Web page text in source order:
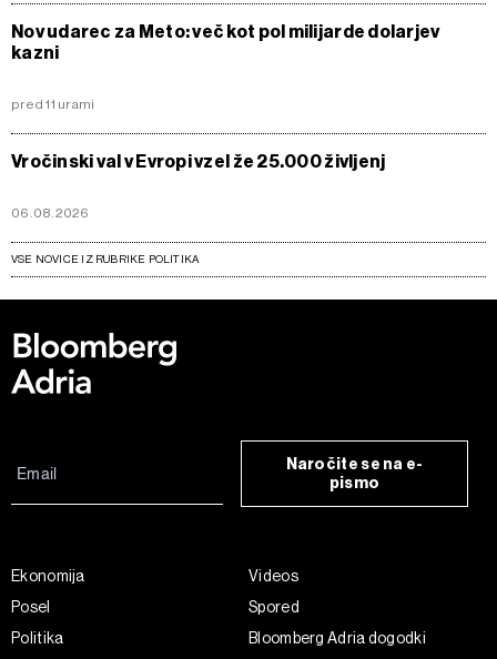
Nov udarec za Meto: več kot pol milijarde dolarjev
kazni
pred 11 urami
Vročinski val v Evropi vzel že 25.000 življenj
06.08.2026
VSE NOVICE IZ RUBRIKE POLITIKA
Naročite se na e-
pismo
Ekonomija
Posel
Politika
Videos
Spored
Bloomberg Adria dogodki